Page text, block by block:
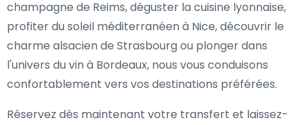
champagne de Reims, déguster la cuisine lyonnaise,
profiter du soleil méditerranéen à Nice, découvrir le
charme alsacien de Strasbourg ou plonger dans
l'univers du vin à Bordeaux, nous vous conduisons
confortablement vers vos destinations préférées.
Réservez dès maintenant votre transfert et laissez-